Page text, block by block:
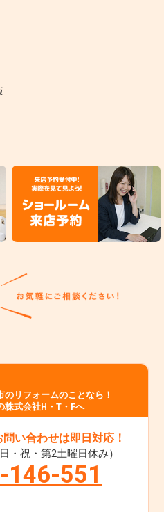
リフォームのことなら！
株式会社H・T・Fへ
い合わせは即日対応！
・祝・第2土曜日休み）
146-551